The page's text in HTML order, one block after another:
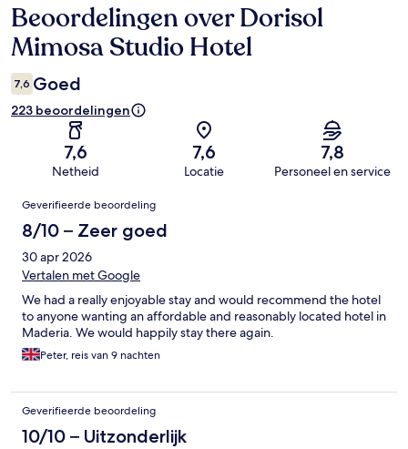
Beoordelingen
Beoordelingen over Dorisol
Mimosa Studio Hotel
7,6 Goed
223 beoordelingen
7,6
Netheid
7,6
Locatie
7,8
Personeel en service
Beoordelingen
Geverifieerde beoordeling
8/10 – Zeer goed
30 apr 2026
Vertalen met Google
We had a really enjoyable stay and would recommend the hotel
to anyone wanting an affordable and reasonably located hotel in
Maderia. We would happily stay there again.
Peter, reis van 9 nachten
Geverifieerde beoordeling
10/10 – Uitzonderlijk